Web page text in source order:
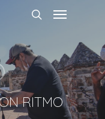
RITMO